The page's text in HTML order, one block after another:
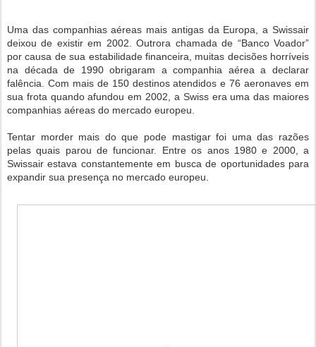
Uma das companhias aéreas mais antigas da Europa, a Swissair
deixou de existir em 2002. Outrora chamada de “Banco Voador”
por causa de sua estabilidade financeira, muitas decisões horríveis
na década de 1990 obrigaram a companhia aérea a declarar
falência. Com mais de 150 destinos atendidos e 76 aeronaves em
sua frota quando afundou em 2002, a Swiss era uma das maiores
companhias aéreas do mercado europeu.
Tentar morder mais do que pode mastigar foi uma das razões
pelas quais parou de funcionar. Entre os anos 1980 e 2000, a
Swissair estava constantemente em busca de oportunidades para
expandir sua presença no mercado europeu.